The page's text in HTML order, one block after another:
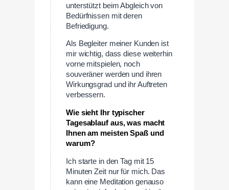
unterstützt beim Abgleich von
Bedürfnissen mit deren
Befriedigung.
Als Begleiter meiner Kunden ist
mir wichtig, dass diese weiterhin
vorne mitspielen, noch
souveräner werden und ihren
Wirkungsgrad und ihr Auftreten
verbessern.
Wie sieht Ihr typischer
Tagesablauf aus, was macht
Ihnen am meisten Spaß und
warum?
Ich starte in den Tag mit 15
Minuten Zeit nur für mich. Das
kann eine Meditation genauso